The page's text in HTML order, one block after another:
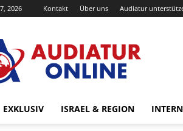
2026 Kontakt Über uns Audiatur
Online
EXKLUSIV ISRAEL & REGION